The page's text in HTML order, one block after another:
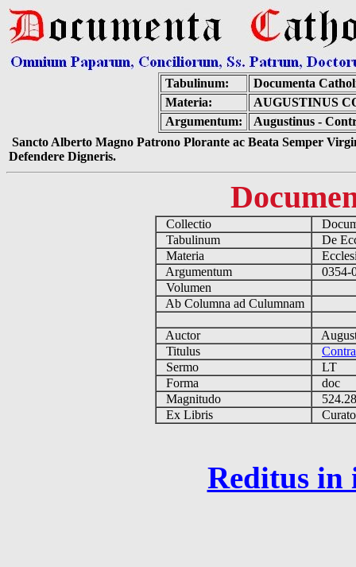
Tabulinum:
Documenta
Materia:
AUGUSTINUS
Argumentum:
Augustinus -
Sancto Alberto Magno Patrono Plorante ac Beata Semper
Defendere Digneris.
Collectio
Tabulinum
De
Materia
Argumentum
0354-
Volumen
Ab Columna ad Culumnam
Auctor
Titulus
Sermo
LT
Forma
doc
Magnitudo
Ex Libris
Reditus in